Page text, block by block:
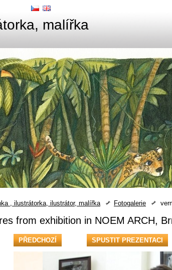
malířka
, ilustrátorka, ilustrátor, malířka Fotogalerie
from exhibition in NOEM ARCH,
PŘEDCHOZÍ SPUSTIT PREZENTACI